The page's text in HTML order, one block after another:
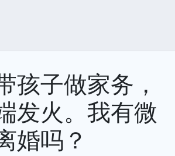
孩子做家务，
发火。我有微
婚吗？